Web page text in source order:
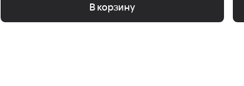
В корзину